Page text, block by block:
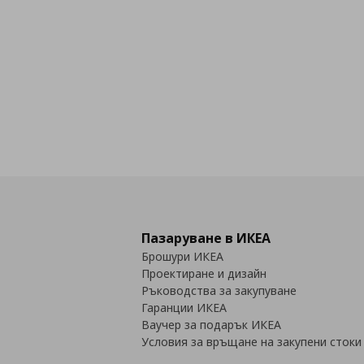
Пазаруване в ИКЕА
Брошури ИКЕА
Проектиране и дизайн
Ръководства за закупуване
Гаранции ИКЕА
Ваучер за подарък ИКЕА
Условия за връщане на закупени стоки